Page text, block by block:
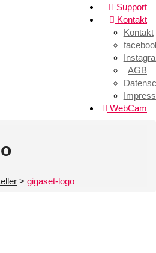
Support
Kontakt
Kontakt
AGB
WebCam
> gigaset-logo